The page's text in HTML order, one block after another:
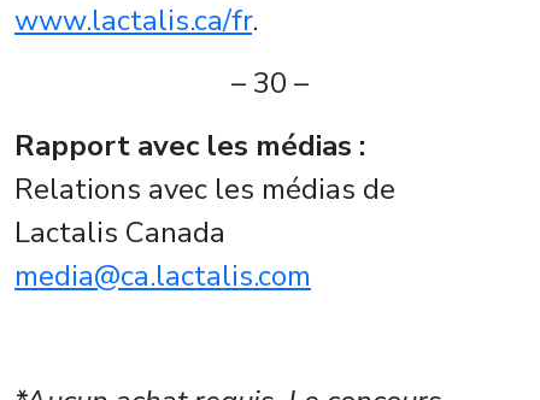
www.lactalis.ca/fr.
– 30 –
Rapport avec les médias :
Relations avec les médias de
Lactalis Canada
media@ca.lactalis.com